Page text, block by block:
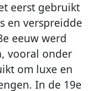
eerst gebruikt
en verspreidde
eeuw werd
vooral onder
om luxe en
In de 19e